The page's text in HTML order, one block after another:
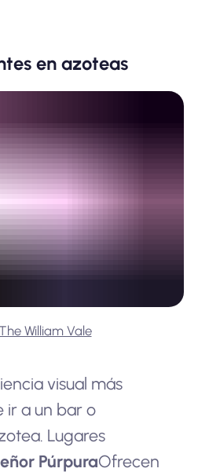
en azoteas
William Vale
visual más
ir a un bar o
Lugares
PúrpuraOfrecen